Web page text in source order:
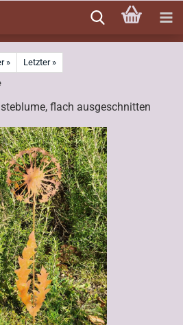
»
Letzter »
flach ausgeschnitten